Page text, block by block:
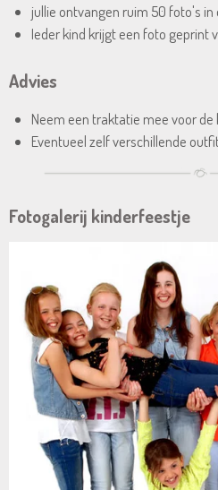
jullie ontvangen ruim 50 foto's
Ieder kind krijgt een foto geprint
Advies
Neem een traktatie mee voor de
Eventueel zelf verschillende
Fotogalerij kinderfeestje